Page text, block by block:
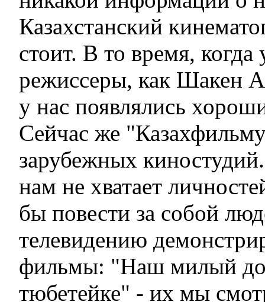
Казахстанский
стоит. В то время,
режиссеры, как Шакен
у нас появлялись
Сейчас же
зарубежных
нам не хватает
бы повести за собой
телевидению
фильмы: "Наш милый
тюбетейке" - их мы